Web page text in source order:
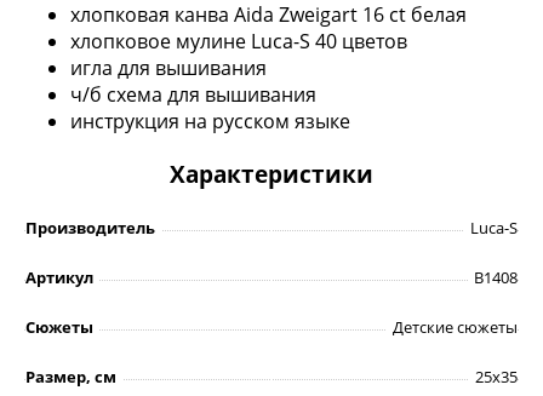
хлопковая канва Aida Zweigart 16 ct белая
хлопковое мулине Luca-S 40 цветов
игла для вышивания
ч/б схема для вышивания
инструкция на русском языке
Характеристики
Производитель Luca-S
Артикул B1408
Сюжеты Детские сюжеты
Размер, см 25х35